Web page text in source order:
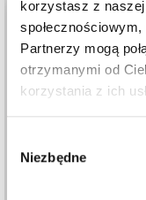
korzystasz z
Partnerzy mogą
otrzymanymi od
korzystania z ich
zgody
Niezbędne